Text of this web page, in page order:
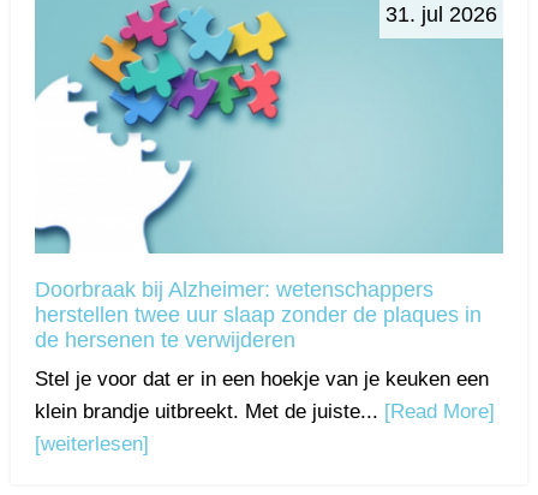
31. jul 2026
Doorbraak bij Alzheimer: wetenschappers
herstellen twee uur slaap zonder de plaques in
de hersenen te verwijderen
Stel je voor dat er in een hoekje van je keuken een
klein brandje uitbreekt. Met de juiste... [Read More]
[weiterlesen]